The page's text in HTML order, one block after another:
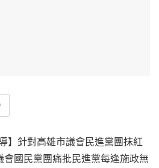
】針對高雄市議會民進黨團抹紅
國民黨團痛批民進黨每逢施政無